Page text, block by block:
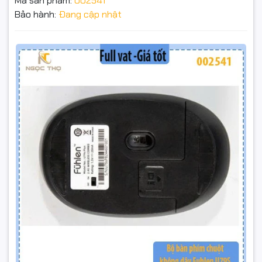
Bảo hành: Đang cập nhật
Combo không dây 2.4GHz (Plug & Play) – chỉ cần cắm USB
Bàn phím fullsize 104 phím chống tràn – gõ ổn định, đủ cụm
số & phím chức năng.
Ký tự khắc laser – khó phai, bền theo thời gian, gõ lâu không
sợ mờ chữ.
Chuột DPI 3 mức (800/1200/1600) – chuyển DPI dễ dàng,
dùng linh hoạt từ văn phòng đến giải trí.
Tiết kiệm pin: bàn phím dùng pin AAA, chuột dùng pin AA kèm
công tắc ON/OFF.
Chính hãng Fuhlen – xuất hóa đơn VAT đầy đủ – bảo hành 24
tháng.
Bộ Bàn Phím & Chuột Không Dây Fuhlen U79S – Chính
hãng – Full VAT – BH 24T
Đặt trước sản phẩm để nhận thêm nhiều ưu đãi bạn
nhé